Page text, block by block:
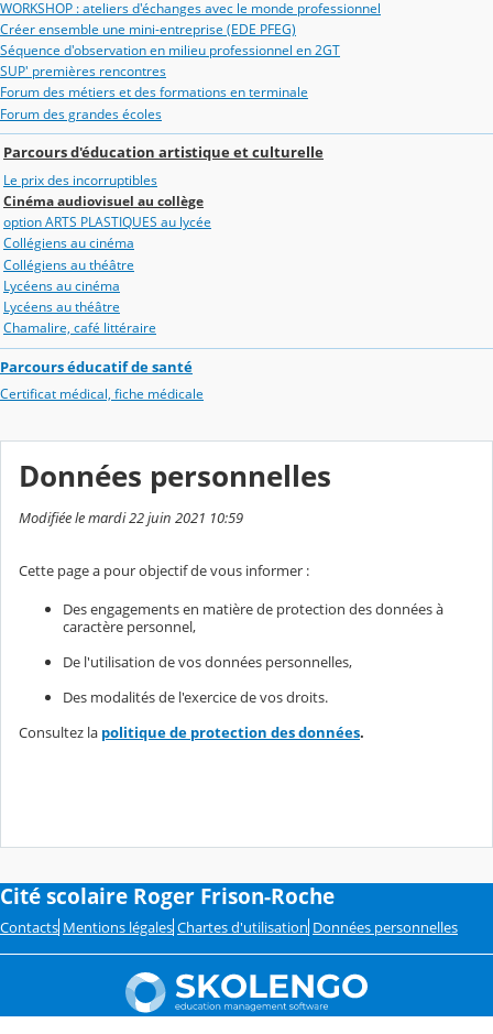
WORKSHOP : ateliers d'échanges avec le monde professionnel
Créer ensemble une mini-entreprise (EDE PFEG)
Séquence d'observation en milieu professionnel en 2GT
SUP' premières rencontres
Forum des métiers et des formations en terminale
Forum des grandes écoles
Parcours d'éducation artistique et culturelle
Le prix des incorruptibles
Cinéma audiovisuel au collège
option ARTS PLASTIQUES au lycée
Collégiens au cinéma
Collégiens au théâtre
Lycéens au cinéma
Lycéens au théâtre
Chamalire, café littéraire
Parcours éducatif de santé
Certificat médical, fiche médicale
Données personnelles
Modifiée le mardi 22 juin 2021 10:59
Cette page a pour objectif de vous informer :
Des engagements en matière de protection des données à
caractère personnel,
De l'utilisation de vos données personnelles,
Des modalités de l'exercice de vos droits.
Consultez la politique de protection des données.
Cité scolaire Roger Frison-Roche
Contacts Mentions légales Chartes d'utilisation Données personnelles